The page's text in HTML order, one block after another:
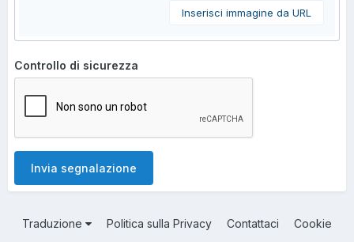
Inserisci immagine da URL
Controllo di sicurezza
Invia segnalazione
Traduzione Politica sulla Privacy Contattaci Cookie